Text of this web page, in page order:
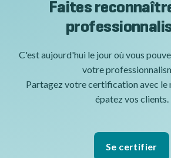
Faites
C'est aujourd'hui le jour où vous
votre
Partagez votre certification avec le
épatez vos clients.
Se certifier